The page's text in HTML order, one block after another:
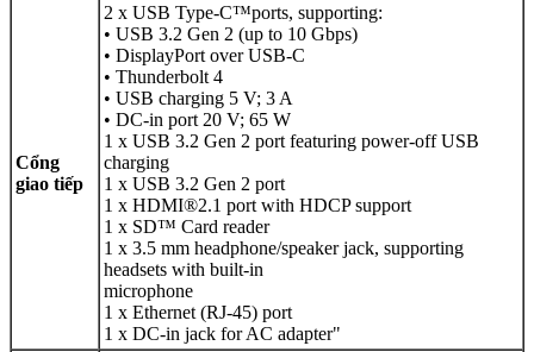
Cổng
giao tiếp
2 x USB Type-C™ports, supporting:
• USB 3.2 Gen 2 (up to 10 Gbps)
• DisplayPort over USB-C
• Thunderbolt 4
• USB charging 5 V; 3 A
• DC-in port 20 V; 65 W
1 x USB 3.2 Gen 2 port featuring power-off USB
charging
1 x USB 3.2 Gen 2 port
1 x HDMI®2.1 port with HDCP support
1 x SD™ Card reader
1 x 3.5 mm headphone/speaker jack, supporting
headsets with built-in
microphone
1 x Ethernet (RJ-45) port
1 x DC-in jack for AC adapter"